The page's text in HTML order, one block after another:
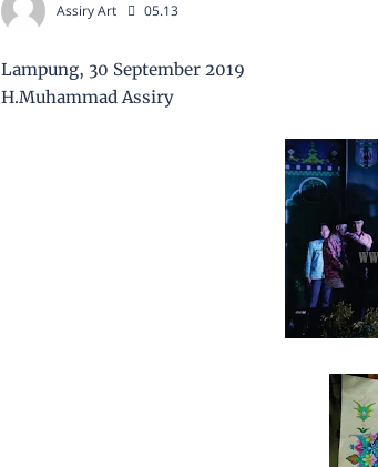
Assiry Art 05.13
Lampung, 30 September 2019
H.Muhammad Assiry